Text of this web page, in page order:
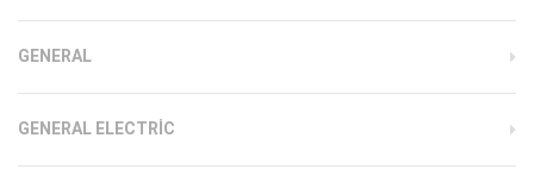
GENERAL
GENERAL ELECTRIC